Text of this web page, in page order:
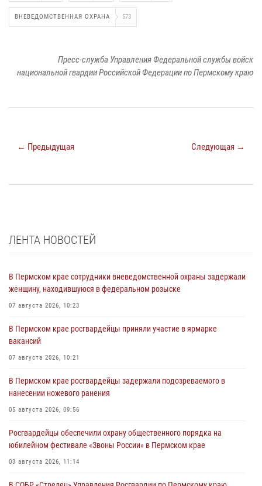
ВНЕВЕДОМСТВЕННАЯ ОХРАНА 573
Пресс-служба Управления Федеральной службы войск
национальной гвардии Российской Федерации по Пермскому краю
← Предыдущая Следующая →
ЛЕНТА НОВОСТЕЙ
В Пермском крае сотрудники вневедомственной охраны задержали
женщину, находившуюся в федеральном розыске
07 августа 2026, 10:23
В Пермском крае росгвардейцы приняли участие в ярмарке
вакансий
07 августа 2026, 10:21
В Пермском крае росгвардейцы задержали подозреваемого в
нанесении ножевого ранения
05 августа 2026, 09:56
Росгвардейцы обеспечили охрану общественного порядка на
юбилейном фестивале «Звоны России» в Пермском крае
03 августа 2026, 11:14